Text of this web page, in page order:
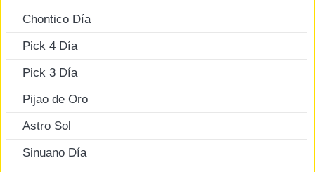
Chontico Día
Pick 4 Día
Pick 3 Día
Pijao de Oro
Astro Sol
Sinuano Día